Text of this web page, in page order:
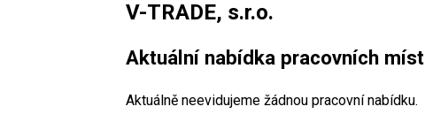
V-TRADE, s.r.o.
Aktuální nabídka pracovních míst
Aktuálně neevidujeme žádnou pracovní nabídku.